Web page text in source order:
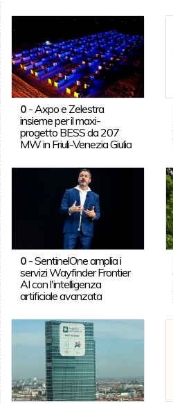
0- Axpo e Zelestra
insieme per il maxi-
progetto BESS da 207
MW in Friuli-Venezia Giulia
0-SentinelOne amplia i
servizi Wayfinder Frontier
AI con l'intelligenza
artificiale avanzata